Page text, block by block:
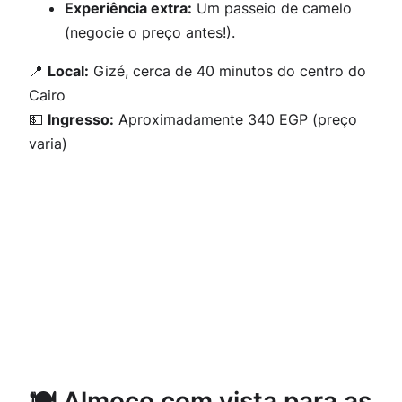
Experiência extra: Um passeio de camelo
(negocie o preço antes!).
📍 Local: Gizé, cerca de 40 minutos do centro do
Cairo
💵 Ingresso: Aproximadamente 340 EGP (preço
varia)